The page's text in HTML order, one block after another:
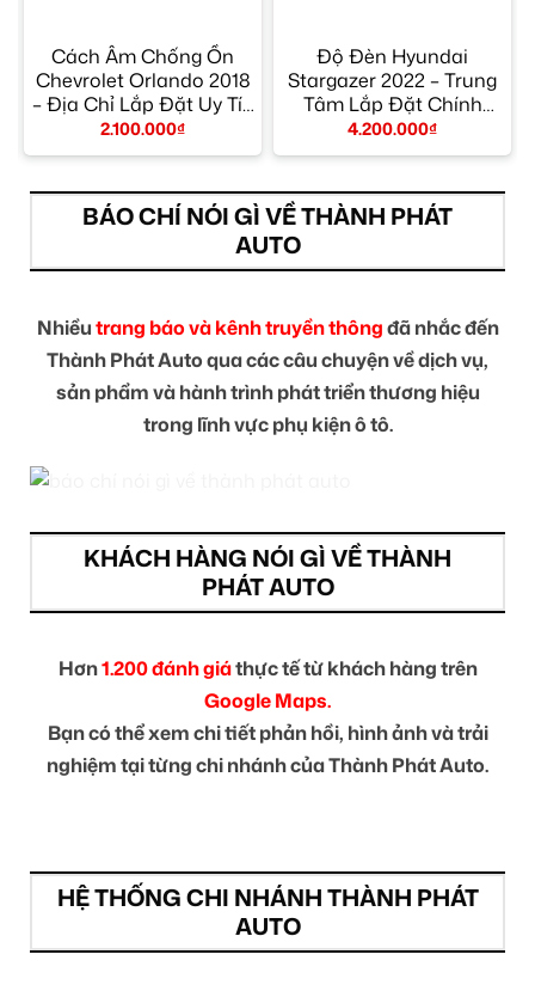
Cách Âm Chống Ồn
Chevrolet Orlando 2018
– Địa Chỉ Lắp Đặt Uy Tín
TPHCM
2.100.000₫
Độ Đèn Hyundai
Stargazer 2022 – Trung
Tâm Lắp Đặt Chính
Hãng Giá Tốt TPHCM
4.200.000₫
BÁO CHÍ NÓI GÌ VỀ THÀNH PHÁT
AUTO
Nhiềutrang báo và kênh truyền thôngđã nhắc đến
Thành Phát Auto qua các câu chuyện về dịch vụ,
sản phẩm và hành trình phát triển thương hiệu
trong lĩnh vực phụ kiện ô tô.
KHÁCH HÀNG NÓI GÌ VỀ THÀNH
PHÁT AUTO
Hơn1.200 đánh giáthực tế từ khách hàng trên
Google Maps.
Bạn có thể xem chi tiết phản hồi, hình ảnh và trải
nghiệm tại từng chi nhánh của Thành Phát Auto.
HỆ THỐNG CHI NHÁNH THÀNH PHÁT
AUTO